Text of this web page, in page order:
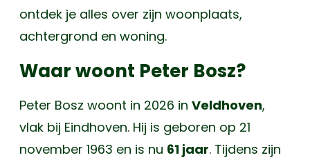
ontdek je alles over zijn woonplaats,
achtergrond en woning.
Waar woont Peter Bosz?
Peter Bosz woont in 2026 in Veldhoven,
vlak bij Eindhoven. Hij is geboren op 21
november 1963 en is nu 61 jaar. Tijdens zijn